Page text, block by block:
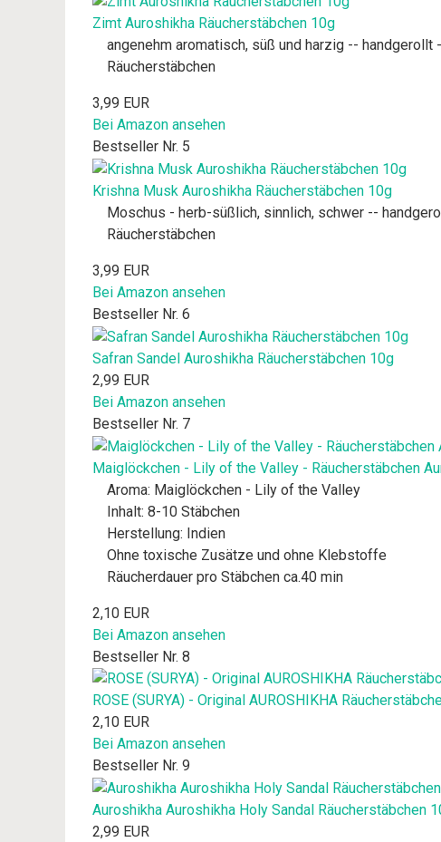
Zimt Auroshikha Räucherstäbchen 10g
angenehm aromatisch, süß und harzig --
Räucherstäbchen
3,99 EUR
Bei Amazon ansehen
Bestseller Nr. 5
Krishna Musk Auroshikha Räucherstäbchen 10g
Moschus - herb-süßlich, sinnlich, schwer --
Räucherstäbchen
3,99 EUR
Bei Amazon ansehen
Bestseller Nr. 6
Safran Sandel Auroshikha Räucherstäbchen 10g
2,99 EUR
Bei Amazon ansehen
Bestseller Nr. 7
Maiglöckchen - Lily of the Valley - Räucherstäbchen
Aroma: Maiglöckchen - Lily of the Valley
Inhalt: 8-10 Stäbchen
Herstellung: Indien
Ohne toxische Zusätze und ohne Klebstoffe
Räucherdauer pro Stäbchen ca.40 min
2,10 EUR
Bei Amazon ansehen
Bestseller Nr. 8
ROSE (SURYA) - Original AUROSHIKHA
2,10 EUR
Bei Amazon ansehen
Bestseller Nr. 9
Auroshikha Auroshikha Holy Sandal Räucherstäbchen
2,99 EUR